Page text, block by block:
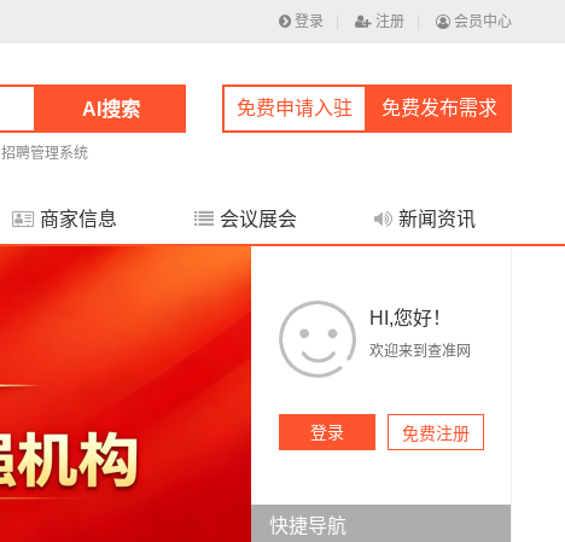
登录 注册 会员中心
AI搜索
招聘管理系统
免费申请入驻 免费发布需求
商家信息 会议展会 新闻资讯
HI,您好！
欢迎来到查准网
登录 免费注册
快捷导航